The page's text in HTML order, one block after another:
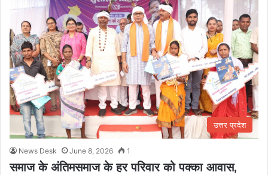
उत्तर प्रदेश
News Desk June 8, 2026 1
समाज के अंतिमसमाज के हर परिवार को पक्का आवास,